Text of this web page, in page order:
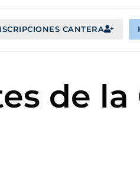
CANTERA
de la